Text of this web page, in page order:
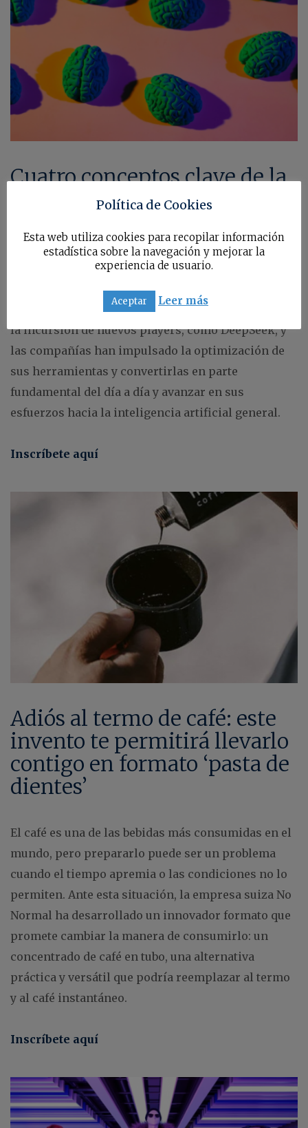
Cuatro conceptos clave de la
inteligencia artificial que
La inteligencia artificial ha evolucionado
significativamente en el último año. La
competencia en la categoría se ha encrudecido con
la incursión de nuevos players, como DeepSeek, y
las compañías han impulsado la optimización de
sus herramientas y convertirlas en parte
fundamental del día a día y avanzar en sus
esfuerzos hacia la inteligencia artificial general.
Inscríbete aquí
Adiós al termo de café: este
invento te permitirá llevarlo
contigo en formato ‘pasta de
dientes’
El café es una de las bebidas más consumidas en el
mundo, pero prepararlo puede ser un problema
cuando el tiempo apremia o las condiciones no lo
permiten. Ante esta situación, la empresa suiza No
Normal ha desarrollado un innovador formato que
promete cambiar la manera de consumirlo: un
concentrado de café en tubo, una alternativa
práctica y versátil que podría reemplazar al termo
y al café instantáneo.
Inscríbete aquí
Política de Cookies
Esta web utiliza cookies para recopilar información
estadística sobre la navegación y mejorar la
experiencia de usuario.
Aceptar Leer más